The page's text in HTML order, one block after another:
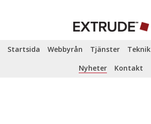
Startsida Webbyrån Tjänster Teknik
Nyheter
Kontakt